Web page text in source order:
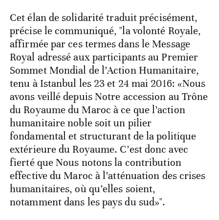
Cet élan de solidarité traduit précisément,
précise le communiqué, "la volonté Royale,
affirmée par ces termes dans le Message
Royal adressé aux participants au Premier
Sommet Mondial de l’Action Humanitaire,
tenu à Istanbul les 23 et 24 mai 2016: «Nous
avons veillé depuis Notre accession au Trône
du Royaume du Maroc à ce que l’action
humanitaire noble soit un pilier
fondamental et structurant de la politique
extérieure du Royaume. C’est donc avec
fierté que Nous notons la contribution
effective du Maroc à l’atténuation des crises
humanitaires, où qu’elles soient,
notamment dans les pays du sud»".